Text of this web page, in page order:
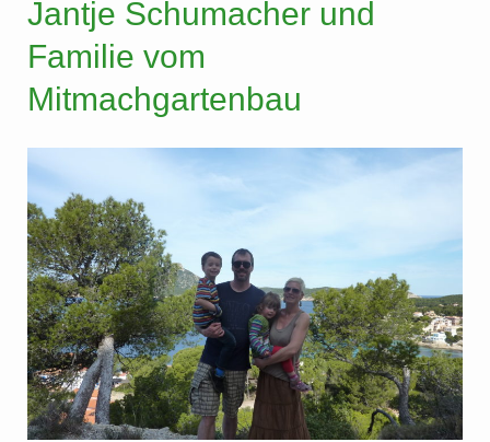
Jantje Schumacher und
Familie vom
Mitmachgartenbau